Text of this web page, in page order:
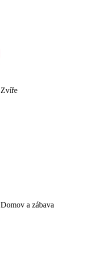
Zvíře
Domov a zábava